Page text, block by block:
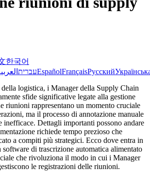
한국어
עבריתEspañolFrançaisРусский
logistica, i Manager della Supply Chain
sfide significative legate alla gestione
riunioni rappresentano un momento cruciale
ma il processo di annotazione manuale
inefficace. Dettagli importanti possono andare
richiede tempo prezioso che
a compiti più strategici. Ecco dove entra in
software di trascrizione automatica alimentato
che rivoluziona il modo in cui i Manager
le registrazioni delle riunioni.